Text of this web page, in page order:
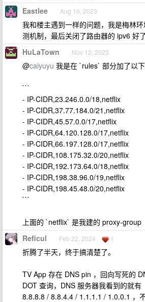
Eastlee Aug 16, 2023
我和楼主遇到一样的问题，我是梅林
测机制，最后关闭了路由器的 ipv6 好了
HuLaTown Nov 12, 2023
@caiyuyu 我是在 `rules` 部分加了以下
```
- IP-CIDR,23.246.0.0/18,netflix
- IP-CIDR,37.77.184.0/21,netflix
- IP-CIDR,45.57.0.0/17,netflix
- IP-CIDR,64.120.128.0/17,netflix
- IP-CIDR,66.197.128.0/17,netflix
- IP-CIDR,108.175.32.0/20,netflix
- IP-CIDR,192.173.64.0/18,netflix
- IP-CIDR,198.38.96.0/19,netflix
- IP-CIDR,198.45.48.0/20,netflix
```
上面的 `netflix` 是我建的 proxy-group
Reficul Feb 22, 2024 1
折腾了半天，终于搞清楚了。
TV App 存在 DNS pin ，回向写死的
DOT 查询，DNS 服务器我看到的就有
8.8.8.8 / 8.8.4.4 / 1.1.1.1 / 1.0.0.1 ，